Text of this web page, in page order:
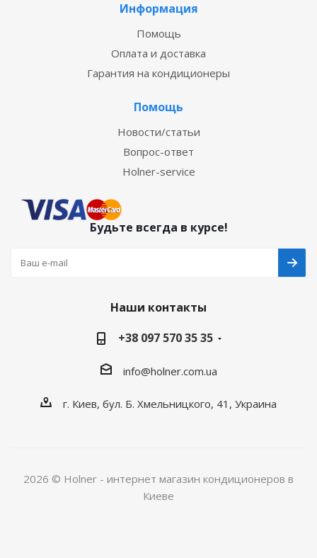
Информация
Помощь
Оплата и доставка
Гарантия на кондиционеры
Помощь
Новости/статьи
Вопрос-ответ
Holner-service
Будьте всегда в курсе!
Наши контакты
+38 097 570 35 35
info@holner.com.ua
г. Киев, бул. Б. Хмельницкого, 41, Украина
2026 © Holner - интернет магазин кондиционеров в
Киеве